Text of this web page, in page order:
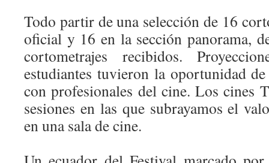
Todo partir de una selección de 16
oficial y 16 en la sección panorama,
cortometrajes recibidos.
estudiantes tuvieron la oportunidad
con profesionales del cine. Los cines
sesiones en las que subrayamos el
en una sala de cine.